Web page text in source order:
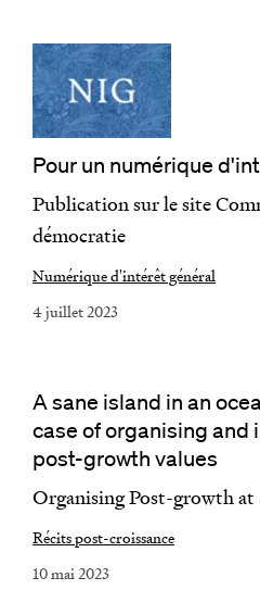
Pour un numérique
Publication sur le site
démocratie
Numérique d'intérêt général
4 juillet 2023
A sane island in an
case of organising and
post-growth values
Organising Post-growth at
Récits post-croissance
10 mai 2023